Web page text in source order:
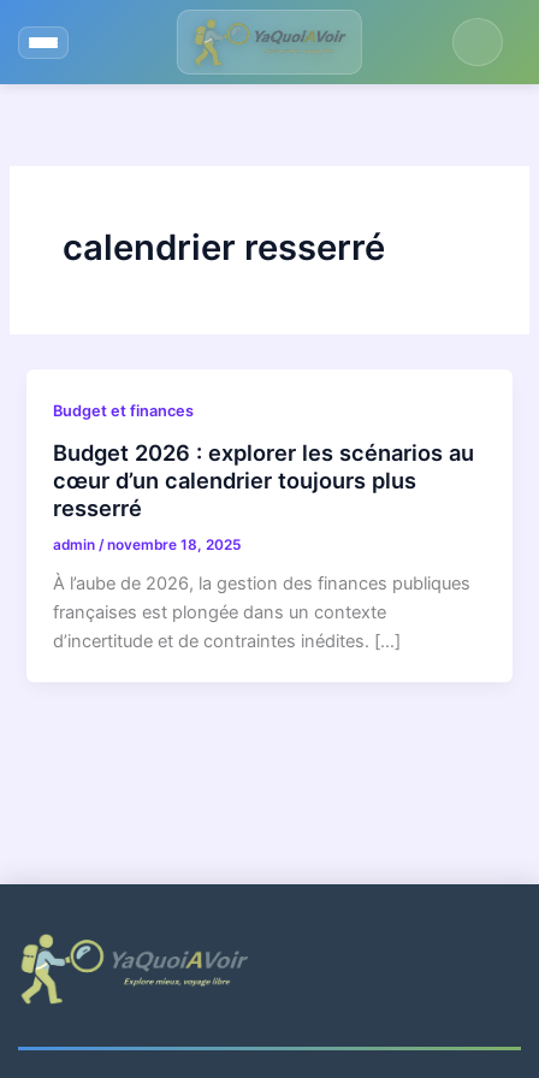
calendrier resserré
Budget et finances
Budget 2026 : explorer les scénarios au
cœur d’un calendrier toujours plus
resserré
admin /novembre 18, 2025
À l’aube de 2026, la gestion des finances publiques
françaises est plongée dans un contexte
d’incertitude et de contraintes inédites. […]